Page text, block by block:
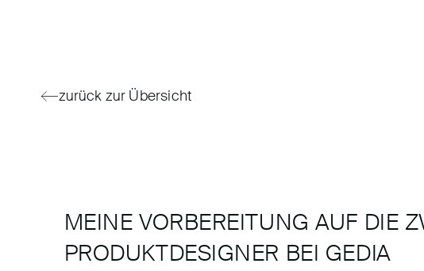
zurück zur Übersicht
MEINE VORBEREITUNG AUF DIE
PRODUKTDESIGNER BEI GEDIA